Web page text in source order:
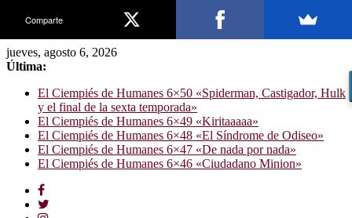
jueves, agosto 6, 2026
Última:
El Ciempiés de Humanes 6×50 «Spiderman, Castigador, Hulk
y el final de la sexta temporada»
El Ciempiés de Humanes 6×49 «Kiritaaaaa»
El Ciempiés de Humanes 6×48 «El Síndrome de Odiseo»
El Ciempiés de Humanes 6×47 «De nada por nada»
El Ciempiés de Humanes 6×46 «Ciudadano Minion»
Comparte